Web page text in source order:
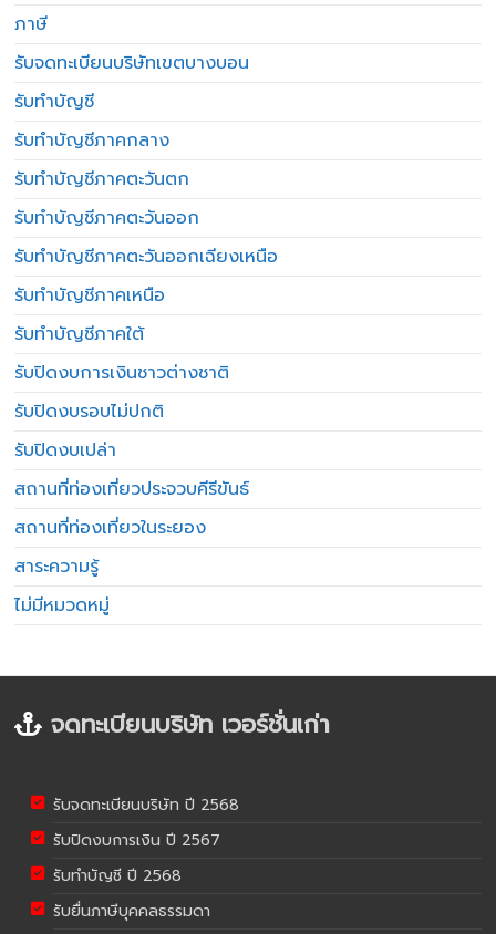
ภาษี
รับจดทะเบียนบริษัทเขตบางบอน
รับทำบัญชี
รับทำบัญชีภาคกลาง
รับทำบัญชีภาคตะวันตก
รับทำบัญชีภาคตะวันออก
รับทำบัญชีภาคตะวันออกเฉียงเหนือ
รับทำบัญชีภาคเหนือ
รับทำบัญชีภาคใต้
รับปิดงบการเงินชาวต่างชาติ
รับปิดงบรอบไม่ปกติ
รับปิดงบเปล่า
สถานที่ท่องเที่ยวประจวบคีรีขันธ์
สถานที่ท่องเที่ยวในระยอง
สาระความรู้
ไม่มีหมวดหมู่
จดทะเบียนบริษัท เวอร์ชั่นเก่า
รับจดทะเบียนบริษัท ปี 2568
รับปิดงบการเงิน ปี 2567
รับทำบัญชี ปี 2568
รับยื่นภาษีบุคคลธรรมดา